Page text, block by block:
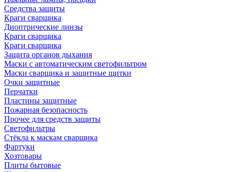
Средства защиты
Краги сварщика
Диоптрические линзы
Краги сварщика
Краги сварщика
Защита органов дыхания
Маски с автоматическим светофильтром
Маски сварщика и защитные щитки
Очки защитные
Перчатки
Пластины защитные
Пожарная безопасность
Прочее для средств защиты
Светофильтры
Стёкла к маскам сварщика
Фартуки
Хозтовары
Плиты бытовые